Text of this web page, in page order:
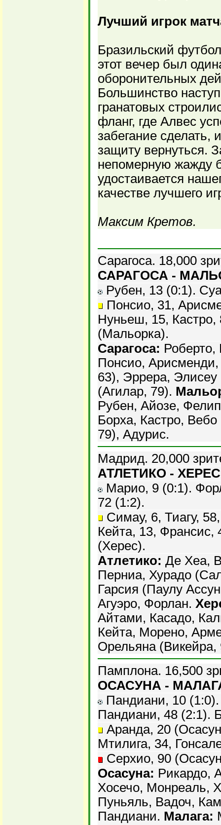
Лучший игрок
Бразильский
этот вечер был
оборонительных
Большинство
гранатовых
фланг, где Алвес
забегание сделать,
защиту вернуться.
непомерную жажду
удостаивается
качестве лучшего
Максим Кретов.
Сарагоса. 18,000
САРАГОСА -
Рубен, 13 (0:1).
Понсио, 31,
Нуньеш, 15, Кастро,
(Мальорка).
Сарагоса:
Понсио,
63), Эррера, Элисеу
(Агилар, 79).
Рубен, Айозе,
Борха, Кастро,
79), Адурис.
Мадрид. 20,000
АТЛЕТИКО - ХЕРЕС
Марио, 9 (0:1).
72 (1:2).
Симау, 6, Тиагу,
Кейта, 13, Франсис,
(Херес).
Атлетико: Де Хеа,
Перниа, Хурадо
Гарсия (Паулу
Агуэро, Форлан.
Айтами, Касадо,
Кейта, Морено,
Орельяна
Памплона. 16,500
ОСАСУНА -
Пандиани, 10 (1:0).
Пандиани, 48 (2:1).
Аранда, 20
Мтилига, 34,
Серхио, 90
Осасуна: Рикардо,
Хосечо, Монреаль,
Пуньяль, Вадоч,
Пандиани. Малага: